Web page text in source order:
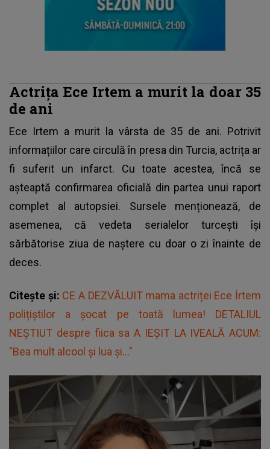
Actrița Ece Irtem a murit la doar 35
de ani
Ece Irtem a murit la vârsta de 35 de ani. Potrivit
informațiilor care circulă în presa din Turcia, actrița ar
fi suferit un infarct. Cu toate acestea, încă se
așteaptă confirmarea oficială din partea unui raport
complet al autopsiei. Sursele menționează, de
asemenea, că vedeta serialelor turcești își
sărbătorise ziua de naștere cu doar o zi înainte de
deces.
Citește și: CE A DEZVĂLUIT mama actriței Ece İrtem
polițiștilor a șocat pe toată lumea! DETALIUL
NEȘTIUT despre fiica sa A IEȘIT LA IVEALĂ ACUM:
"Bea mult alcool și lua și..."